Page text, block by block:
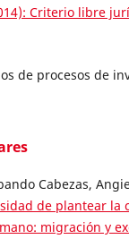
Criterio libre
de procesos de
Cabezas,
de plantear la
migración y